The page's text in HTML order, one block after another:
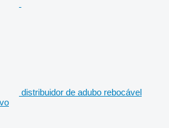
distribuidor de adubo rebocável